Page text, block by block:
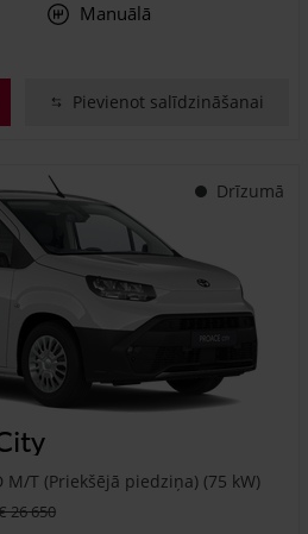
Manuālā
Pievienot salīdzināšanai
Drīzumā
T (Priekšējā piedziņa) (75 kW)
26 650